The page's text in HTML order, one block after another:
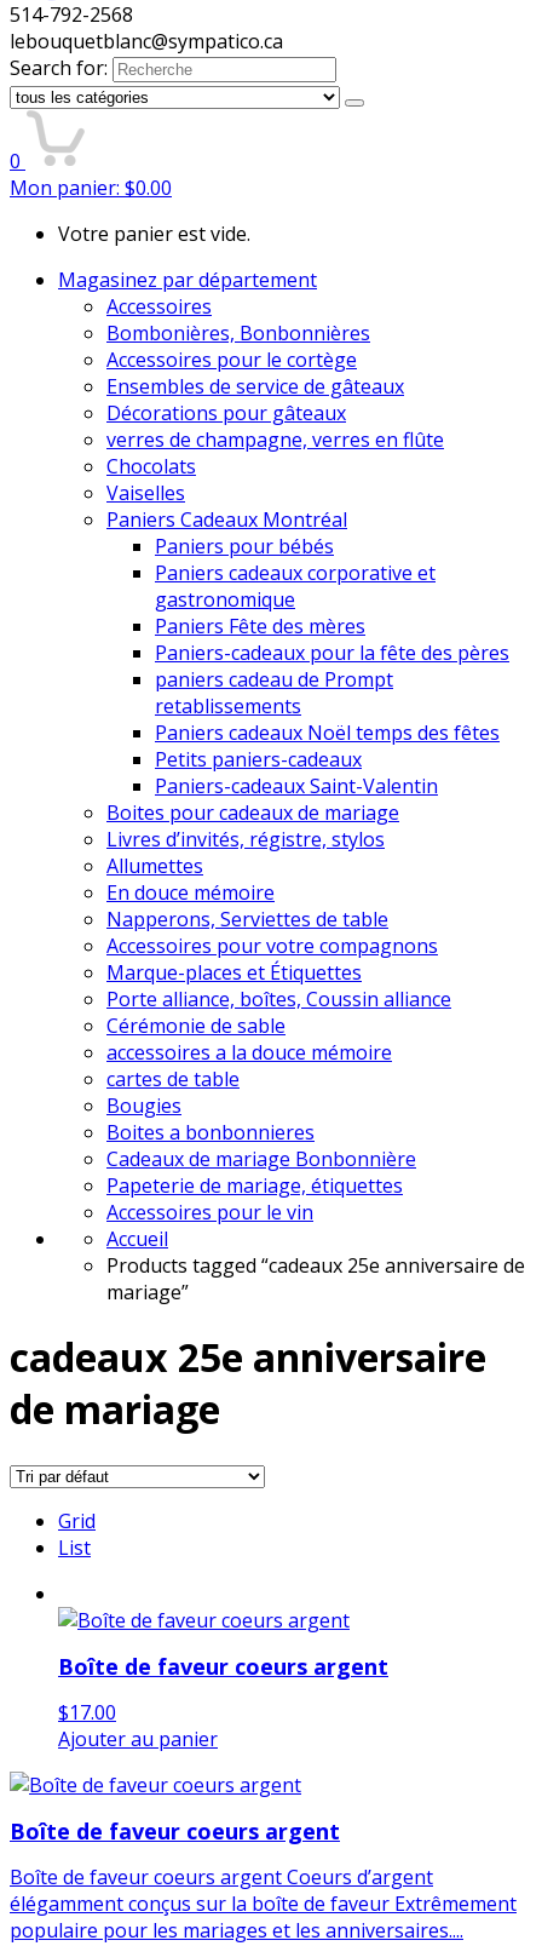
514-792-2568
lebouquetblanc@sympatico.ca
Search for:
0
Mon panier: $0.00
Votre panier est vide.
Magasinez par département
Accessoires
Bombonières, Bonbonnières
Accessoires pour le cortège
Ensembles de service de gâteaux
Décorations pour gâteaux
verres de champagne, verres en flûte
Chocolats
Vaiselles
Paniers Cadeaux Montréal
Paniers pour bébés
Paniers cadeaux corporative et
gastronomique
Paniers Fête des mères
Paniers-cadeaux pour la fête des pères
paniers cadeau de Prompt
retablissements
Paniers cadeaux Noël temps des fêtes
Petits paniers-cadeaux
Paniers-cadeaux Saint-Valentin
Boites pour cadeaux de mariage
Livres d’invités, régistre, stylos
Allumettes
En douce mémoire
Napperons, Serviettes de table
Accessoires pour votre compagnons
Marque-places et Étiquettes
Porte alliance, boîtes, Coussin alliance
Cérémonie de sable
accessoires a la douce mémoire
cartes de table
Bougies
Boites a bonbonnieres
Cadeaux de mariage Bonbonnière
Papeterie de mariage, étiquettes
Accessoires pour le vin
Accueil
Products tagged “cadeaux 25e anniversaire de
mariage”
cadeaux 25e anniversaire
de mariage
Grid
List
Boîte de faveur coeurs argent
$17.00
Ajouter au panier
Boîte de faveur coeurs argent
Boîte de faveur coeurs argent Coeurs d’argent
élégamment conçus sur la boîte de faveur Extrêmement
populaire pour les mariages et les anniversaires....